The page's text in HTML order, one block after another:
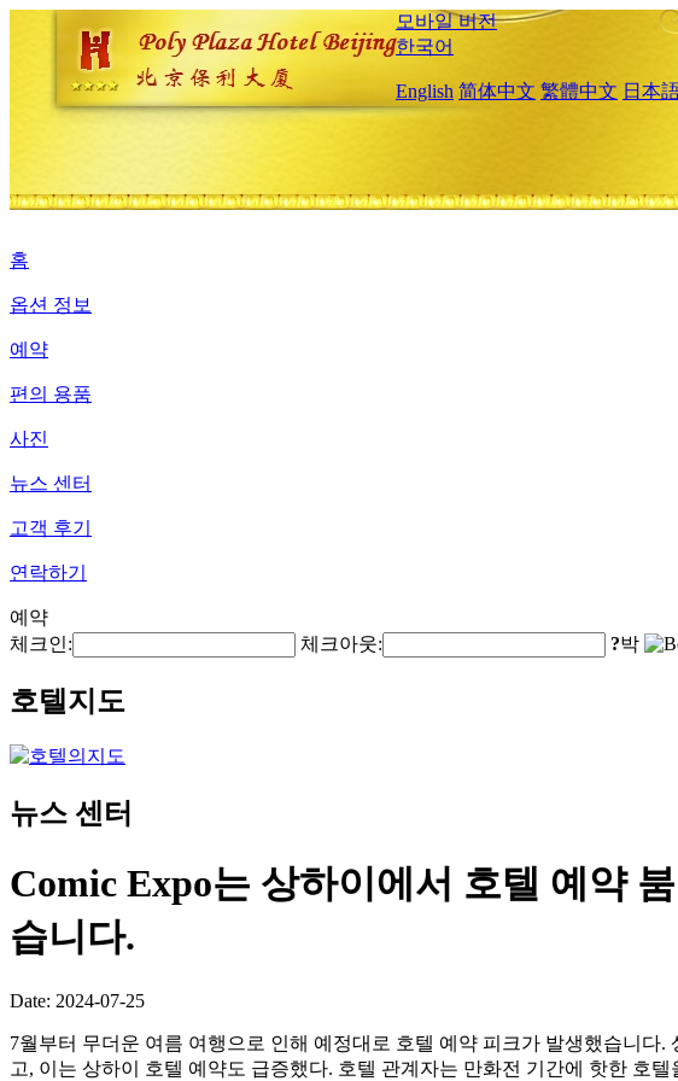
모바일 버전
한국어
English 简体中文 繁體中文 日本
홈
옵션 정보
예약
편의 용품
사진
뉴스 센터
고객 후기
연락하기
예약
체크인:
체크아웃: ?박
호텔지도
뉴스 센터
Comic Expo는 상하이에서 호텔 예약
습니다.
Date: 2024-07-25
7월부터 무더운 여름 여행으로 인해 예정대로 호텔 예약 피크가 발생했습니
고, 이는 상하이 호텔 예약도 급증했다. 호텔 관계자는 만화전 기간에 핫한 호